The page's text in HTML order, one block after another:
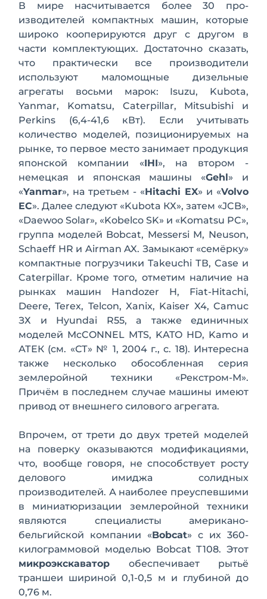
В мире насчитывается более 30 про­
изводителей компактных машин, кото­рые
широко кооперируются друг с дру­гом в
части комплектующих. Достаточно сказать,
что практически все произво­дители
используют маломощные ди­зельные
агрегаты восьми марок: Isuzu, Kubota,
Yanmar, Komatsu, Caterpillar, Mitsubishi и
Perkins (6,4-41,6 кВт). Если учитывать
количество моделей, позиционируемых на
рынке, то первое место занимает про­дукция
японской компании «IHI», на вто­ром -
немецкая и японская машины «Gehl» и
«Yanmar», на третьем - «Hitachi EX» и «Volvo
EC». Далее следуют «Kubota КХ», затем «JCB»,
«Daewoo Solar», «Kobelco SK» и «Komatsu PC»,
группа моделей Bobcat, Messersi M, Neuson,
Schaeff HR и Airman AX. Замыкают «се­мёрку»
компактные погрузчики Takeuchi ТВ, Case и
Caterpillar. Кроме того, отметим наличие на
рынках машин Handozer H, Fiat-Hitachi,
Deere, Terex, Telcon, Xanix, Kaiser X4, Camuc
ЗХ и Hyundai R55, a также единичных
моделей McCONNEL MTS, KATO HD, Kamo и
АТЕК (см. «СТ» № 1, 2004 г., с. 18). Интересна
также несколько обособленная серия
земле­ройной техники «Рекстром-М».
Причём в последнем случае машины имеют
привод от внешнего силового агрегата.
Впрочем, от трети до двух третей моде­лей
на поверку оказываются модифика­циями,
что, вообще говоря, не способст­вует росту
делового имиджа солидных
производителей. А наиболее преуспев­шими
в миниатюризации землеройной техники
являются специалисты амери­кано-
бельгийской компании «Bobcat» с их 360-
килограммовой моделью Bobcat Т108. Этот
микроэкскаватор обеспечи­вает рытьё
траншеи шириной 0,1-0,5 м и глубиной до
0,76 м.